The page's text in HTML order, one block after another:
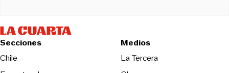
Secciones
Chile
Medios
La TerceraOpens in new